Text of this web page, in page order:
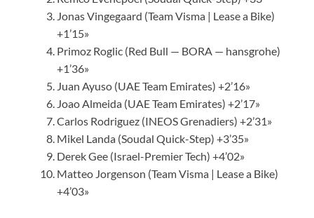
Jonas Vingegaard (Team Visma | Lease a Bike)
+1’15»
Primoz Roglic (Red Bull — BORA — hansgrohe)
+1’36»
Juan Ayuso (UAE Team Emirates) +2’16»
Joao Almeida (UAE Team Emirates) +2’17»
Carlos Rodriguez (INEOS Grenadiers) +2’31»
Mikel Landa (Soudal Quick-Step) +3’35»
Derek Gee (Israel-Premier Tech) +4’02»
Matteo Jorgenson (Team Visma | Lease a Bike)
+4’03»